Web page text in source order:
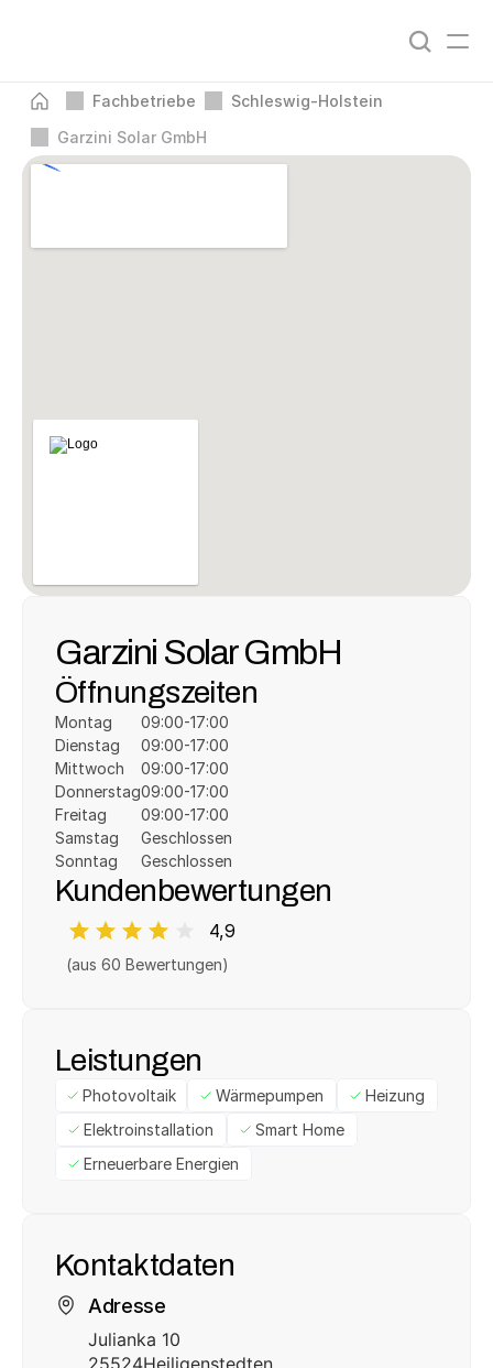
Fachbetriebe
Schleswig-Holstein
Garzini Solar GmbH
Garzini Solar GmbH
Öffnungszeiten
Montag
Dienstag
Mittwoch
Donnerstag
Freitag
Samstag
Sonntag
09:00-17:00
09:00-17:00
09:00-17:00
09:00-17:00
09:00-17:00
Geschlossen
Geschlossen
Kundenbewertungen
4,9
(aus 60 Bewertungen)
Leistungen
Photovoltaik Wärmepumpen
Heizung
Elektroinstallation
Smart Home
Erneuerbare Energien
Kontaktdaten
Adresse
Julianka 10
25524Heiligenstedten